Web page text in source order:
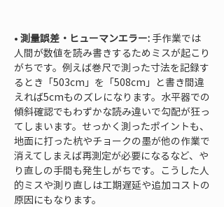
• 測量誤差・ヒューマンエラー: 手作業では
人間が数値を読み書きするためミスが起こり
がちです。例えば巻尺で測った寸法を記録す
るとき「503cm」を「508cm」と書き間違
えれば5cmものズレになります。水平器での
傾斜確認でもわずかな読み違いで勾配が狂っ
てしまいます。せっかく測ったポイントも、
地面に打った杭やチョークの墨が他の作業で
消えてしまえば再測定が必要になるなど、や
り直しの手間も発生しがちです。こうした人
的ミスや測り直しは工期遅延や追加コストの
原因にもなります。